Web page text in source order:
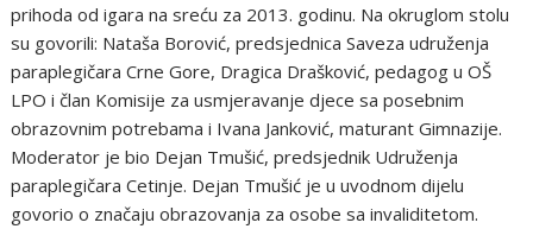
prihoda od igara na sreću za 2013. godinu. Na okruglom stolu
su govorili: Nataša Borović, predsjednica Saveza udruženja
paraplegičara Crne Gore, Dragica Drašković, pedagog u OŠ
LPO i član Komisije za usmjeravanje djece sa posebnim
obrazovnim potrebama i Ivana Janković, maturant Gimnazije.
Moderator je bio Dejan Tmušić, predsjednik Udruženja
paraplegičara Cetinje. Dejan Tmušić je u uvodnom dijelu
govorio o značaju obrazovanja za osobe sa invaliditetom.